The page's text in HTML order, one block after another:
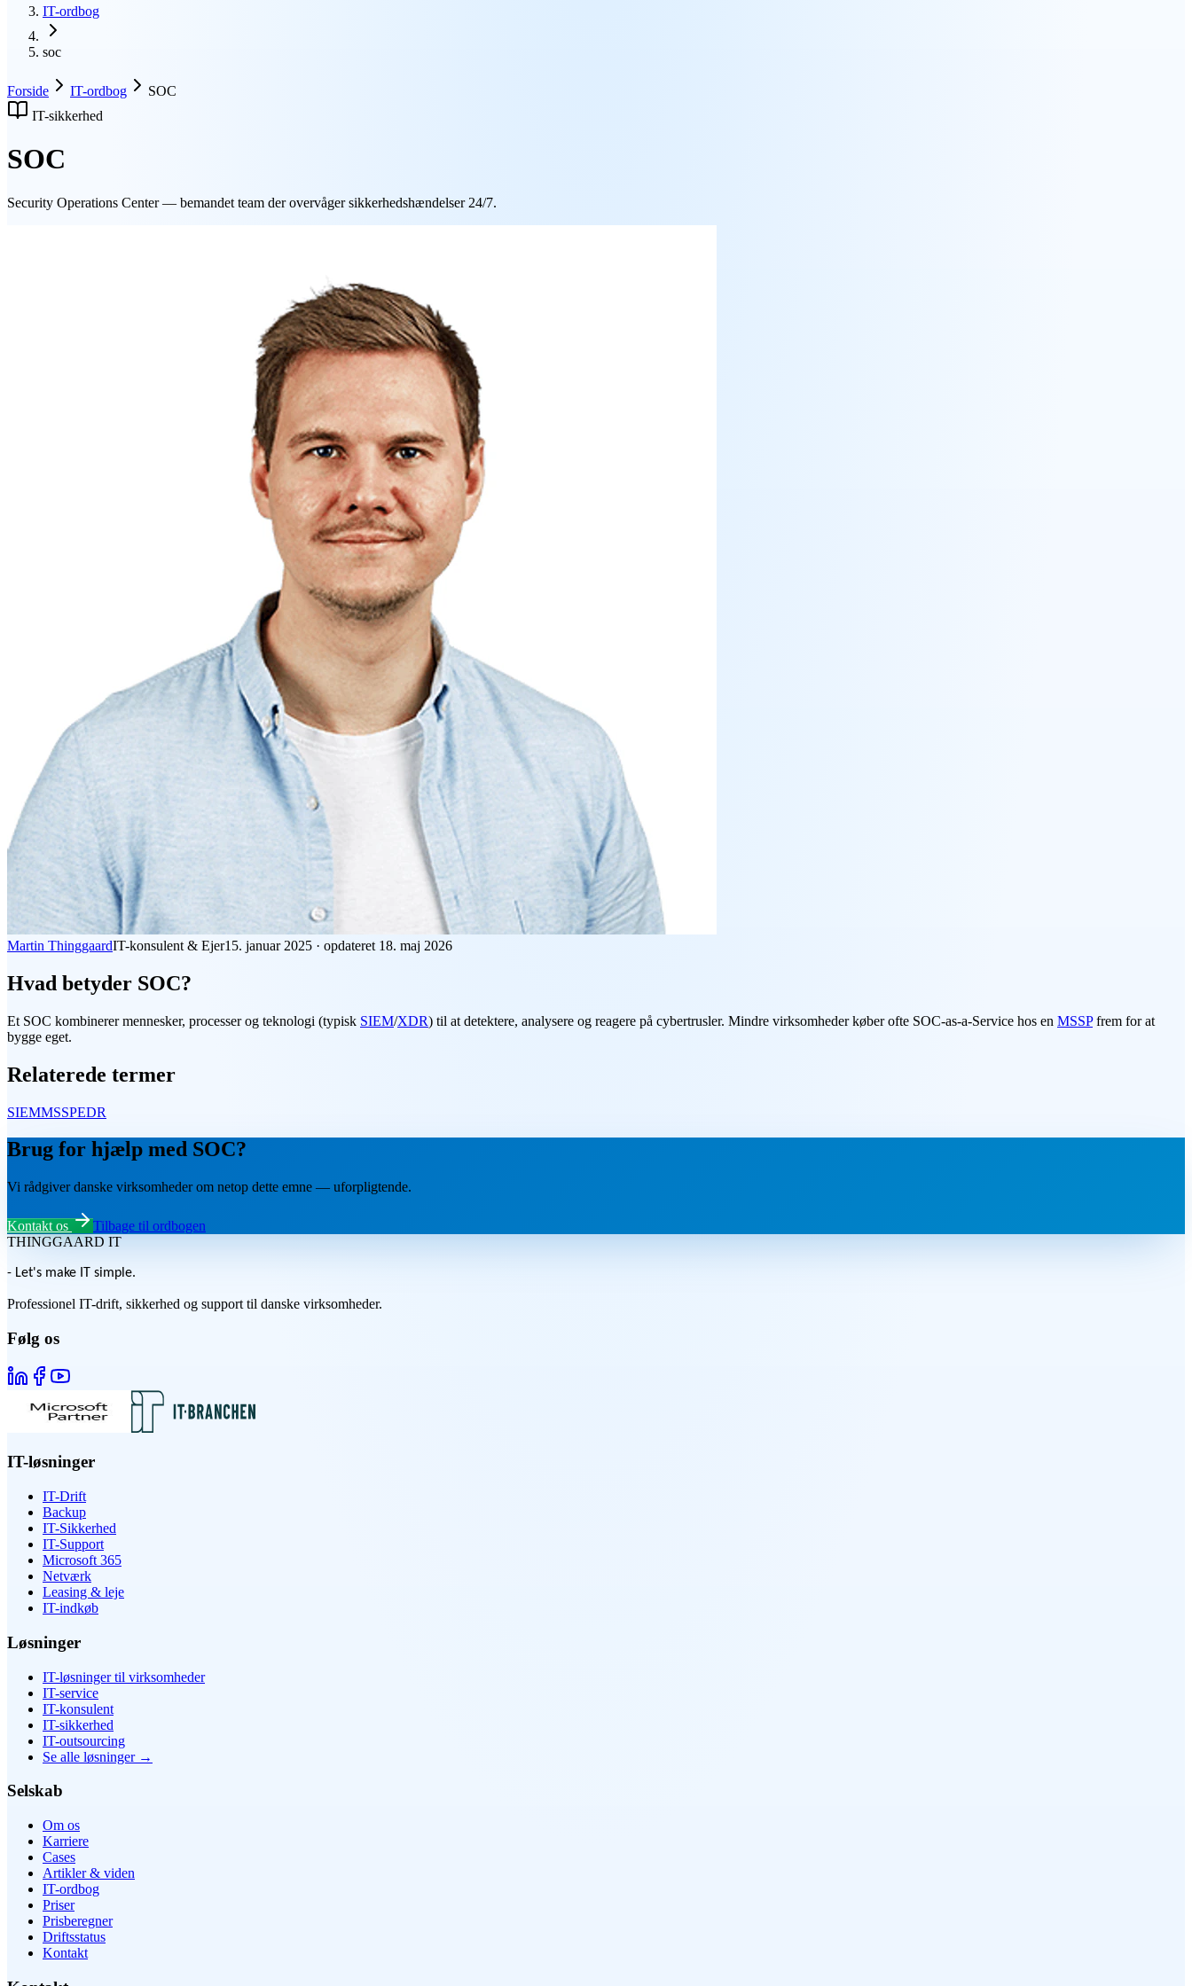
IT-ordbog
soc
Forside IT-ordbog
SOC
IT-sikkerhed
SOC
Security Operations Center — bemandet team der overvåger sikkerhedshændelser 24/7.
Martin ThinggaardIT-konsulent & Ejer15. januar 2025 · opdateret 18. maj 2026
Hvad betyder SOC?
Et SOC kombinerer mennesker, processer og teknologi (typisk SIEM/XDR) til at detektere, analysere og reagere på cybertrusler. Mindre virksomheder køber ofte SOC-as-a-Service hos en MSSPfrem for at
bygge eget.
Relaterede termer
SIEMMSSPEDR
Brug for hjælp med SOC?
Vi rådgiver danske virksomheder om netop dette emne — uforpligtende.
Kontakt os
Tilbage til ordbogen
THINGGAARD IT
- Let's make IT simple.
Professionel IT-drift, sikkerhed og support til danske virksomheder.
Følg os
IT-løsninger
IT-Drift
Backup
IT-Sikkerhed
IT-Support
Microsoft 365
Netværk
Leasing & leje
IT-indkøb
Løsninger
IT-løsninger til virksomheder
IT-service
IT-konsulent
IT-sikkerhed
IT-outsourcing
Se alle løsninger→
Selskab
Om os
Karriere
Cases
Artikler & viden
IT-ordbog
Priser
Prisberegner
Driftsstatus
Kontakt